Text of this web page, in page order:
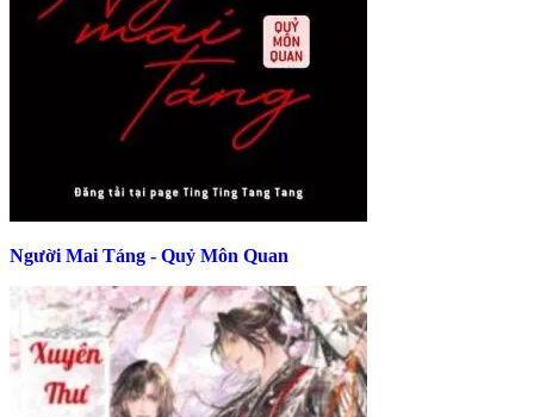
Người Mai Táng - Quỷ Môn Quan